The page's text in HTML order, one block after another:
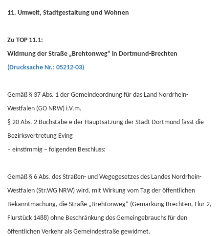
11. Umwelt, Stadtgestaltung und Wohnen
Zu TOP 11.1:
Widmung der Straße „Brehtonweg“ in Dortmund-Brechten
(Drucksache Nr.: 05212-03)
Gemäß § 37 Abs. 1 der Gemeindeordnung für das Land Nordrhein-
Westfalen (GO NRW) i.V.m.
§ 20 Abs. 2 Buchstabe e der Hauptsatzung der Stadt Dortmund fasst die
Bezirksvertretung Eving
– einstimmig – folgenden Beschluss:
Gemäß § 6 Abs. des Straßen- und Wegegesetzes des Landes Nordrhein-
Westfalen (Str.WG NRW) wird, mit Wirkung vom Tag der öffentlichen
Bekanntmachung, die Straße „Brehtonweg“ (Gemarkung Brechten, Flur 2,
Flurstück 1488) ohne Beschränkung des Gemeingebrauchs für den
öffentlichen Verkehr als Gemeindestraße gewidmet.